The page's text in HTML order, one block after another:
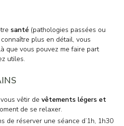
santé (pathologies passées ou
plus en détail, vous
que vous pouvez me faire part
utiles.
vêtir de vêtements légers et
de se relaxer.
de réserver une séance d’1h, 1h30